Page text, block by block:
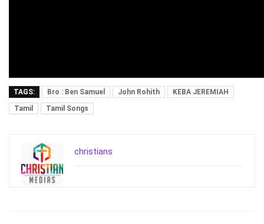
TAGS: Bro : Ben Samuel John Rohith
KEBA JEREMIAH
Tamil
Tamil Songs
christians